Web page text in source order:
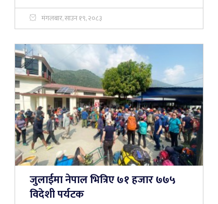
मंगलबार, साउन १९, २०८३
जुलाईमा नेपाल भित्रिए ७१ हजार ७७५
विदेशी पर्यटक